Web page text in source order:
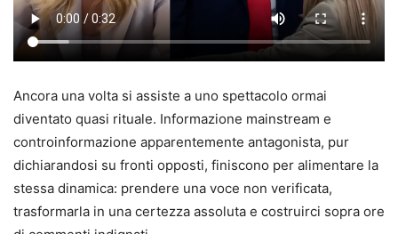
Ancora una volta si assiste a uno spettacolo ormai
diventato quasi rituale. Informazione mainstream e
controinformazione apparentemente antagonista, pur
dichiarandosi su fronti opposti, finiscono per alimentare la
stessa dinamica: prendere una voce non verificata,
trasformarla in una certezza assoluta e costruirci sopra ore